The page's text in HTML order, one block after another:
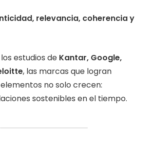
relevancia, coherencia y
estudios de Kantar, Google,
, las marcas que logran
no solo crecen:
sostenibles en el tiempo.